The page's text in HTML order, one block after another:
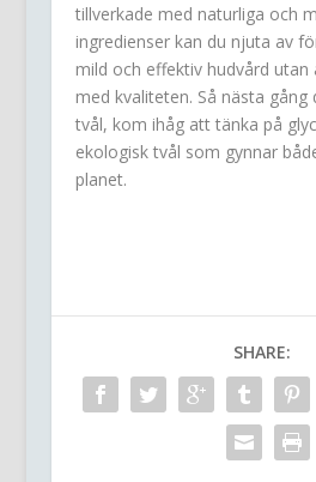
tillverkade med naturliga och
ingredienser kan du njuta av
mild och effektiv hudvård
med kvaliteten. Så nästa
tvål, kom ihåg att tänka på
ekologisk tvål som gynnar
planet.
SHARE: